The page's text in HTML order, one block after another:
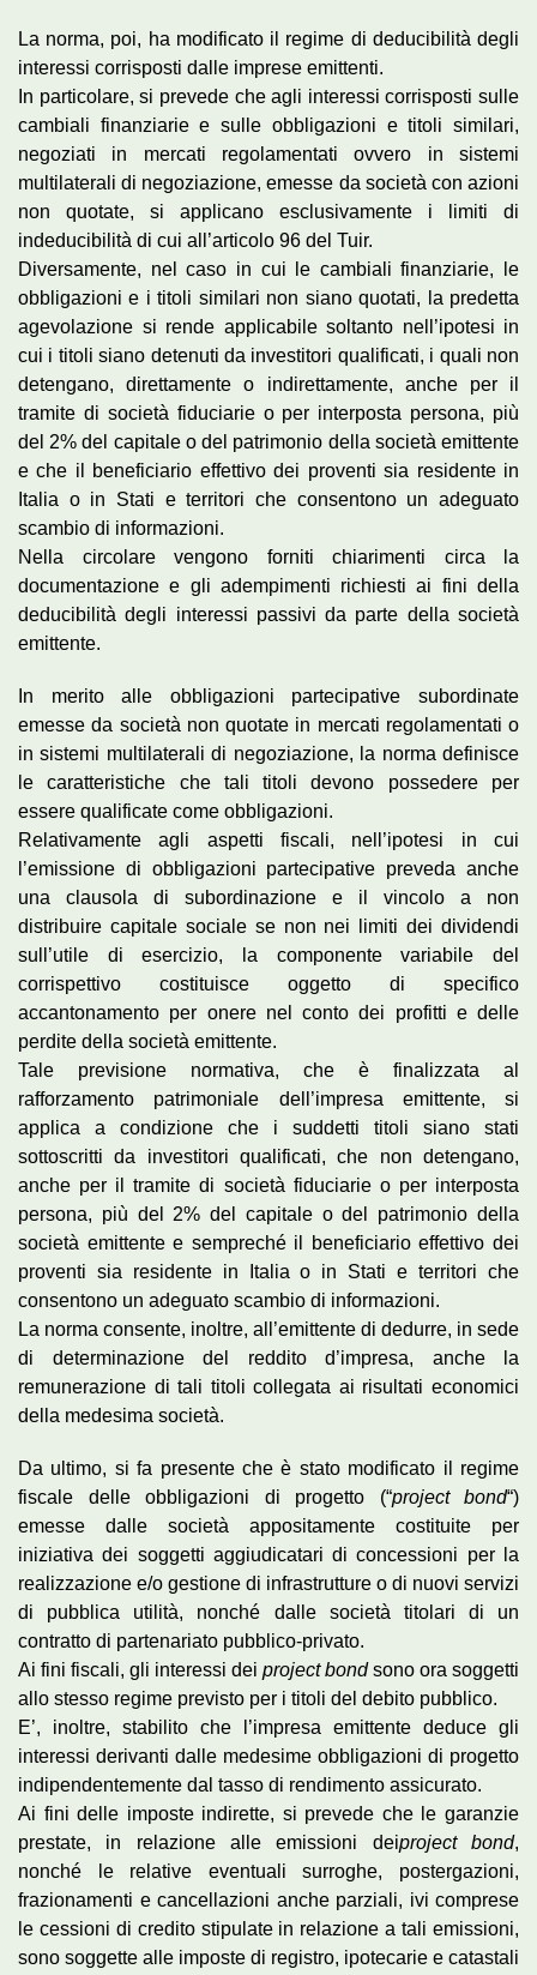
La norma, poi, ha modificato il regime di deducibilità degli
interessi corrisposti dalle imprese emittenti.
In particolare, si prevede che agli interessi corrisposti sulle
cambiali finanziarie e sulle obbligazioni e titoli similari,
negoziati in mercati regolamentati ovvero in sistemi
multilaterali di negoziazione, emesse da società con azioni
non quotate, si applicano esclusivamente i limiti di
indeducibilità di cui all’articolo 96 del Tuir.
Diversamente, nel caso in cui le cambiali finanziarie, le
obbligazioni e i titoli similari non siano quotati, la predetta
agevolazione si rende applicabile soltanto nell’ipotesi in
cui i titoli siano detenuti da investitori qualificati, i quali non
detengano, direttamente o indirettamente, anche per il
tramite di società fiduciarie o per interposta persona, più
del 2% del capitale o del patrimonio della società emittente
e che il beneficiario effettivo dei proventi sia residente in
Italia o in Stati e territori che consentono un adeguato
scambio di informazioni.
Nella circolare vengono forniti chiarimenti circa la
documentazione e gli adempimenti richiesti ai fini della
deducibilità degli interessi passivi da parte della società
emittente.
In merito alle obbligazioni partecipative subordinate
emesse da società non quotate in mercati regolamentati o
in sistemi multilaterali di negoziazione, la norma definisce
le caratteristiche che tali titoli devono possedere per
essere qualificate come obbligazioni.
Relativamente agli aspetti fiscali, nell’ipotesi in cui
l’emissione di obbligazioni partecipative preveda anche
una clausola di subordinazione e il vincolo a non
distribuire capitale sociale se non nei limiti dei dividendi
sull’utile di esercizio, la componente variabile del
corrispettivo costituisce oggetto di specifico
accantonamento per onere nel conto dei profitti e delle
perdite della società emittente.
Tale previsione normativa, che è finalizzata al
rafforzamento patrimoniale dell’impresa emittente, si
applica a condizione che i suddetti titoli siano stati
sottoscritti da investitori qualificati, che non detengano,
anche per il tramite di società fiduciarie o per interposta
persona, più del 2% del capitale o del patrimonio della
società emittente e sempreché il beneficiario effettivo dei
proventi sia residente in Italia o in Stati e territori che
consentono un adeguato scambio di informazioni.
La norma consente, inoltre, all’emittente di dedurre, in sede
di determinazione del reddito d’impresa, anche la
remunerazione di tali titoli collegata ai risultati economici
della medesima società.
Da ultimo, si fa presente che è stato modificato il regime
fiscale delle obbligazioni di progetto (“project bond“)
emesse dalle società appositamente costituite per
iniziativa dei soggetti aggiudicatari di concessioni per la
realizzazione e/o gestione di infrastrutture o di nuovi servizi
di pubblica utilità, nonché dalle società titolari di un
contratto di partenariato pubblico-privato.
Ai fini fiscali, gli interessi dei project bondsono ora soggetti
allo stesso regime previsto per i titoli del debito pubblico.
E’, inoltre, stabilito che l’impresa emittente deduce gli
interessi derivanti dalle medesime obbligazioni di progetto
indipendentemente dal tasso di rendimento assicurato.
Ai fini delle imposte indirette, si prevede che le garanzie
prestate, in relazione alle emissioni deiproject bond,
nonché le relative eventuali surroghe, postergazioni,
frazionamenti e cancellazioni anche parziali, ivi comprese
le cessioni di credito stipulate in relazione a tali emissioni,
sono soggette alle imposte di registro, ipotecarie e catastali